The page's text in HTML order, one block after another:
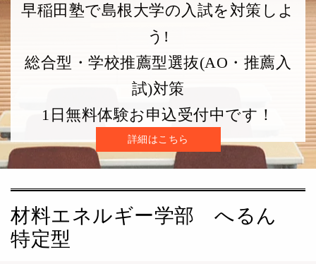
早稲田塾で島根大学の入試を対策しよ
う!
総合型・学校推薦型選抜(AO・推薦入
試)対策
1日無料体験お申込受付中です！
詳細はこちら
材料エネルギー学部 へるん
特定型